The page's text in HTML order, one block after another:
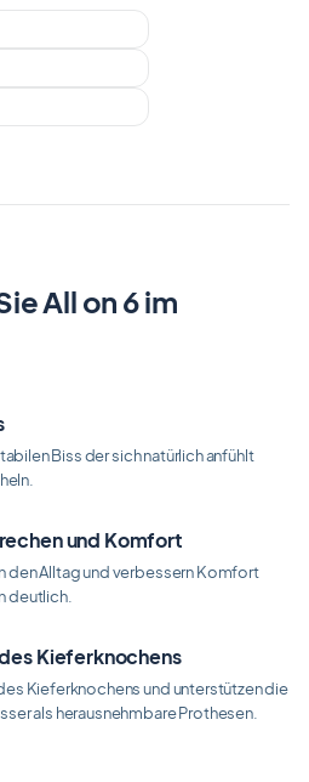
All on 6 im
Biss der sich natürlich anfühlt
und Komfort
den Alltag und verbessern Komfort
deutlich.
Kieferknochens
Kieferknochens und unterstützen die
als herausnehmbare Prothesen.